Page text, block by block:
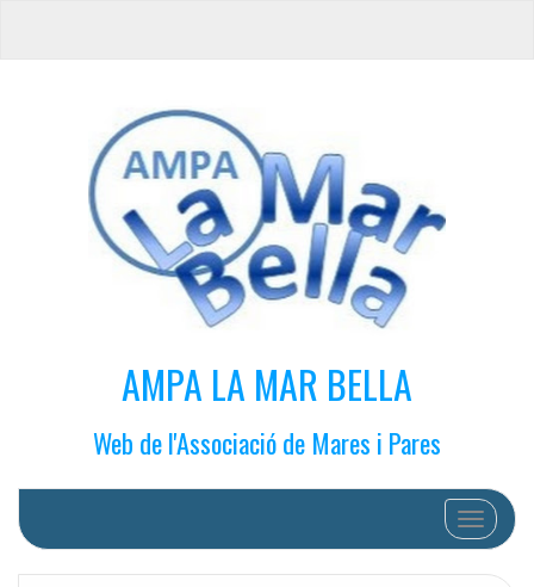
AMPA LA MAR BELLA
Web de l'Associació de Mares i Pares
Cambiar